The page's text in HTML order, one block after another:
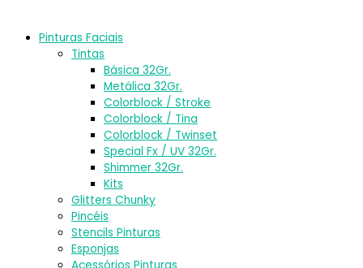
Pinturas Faciais
Tintas
Básica 32Gr.
Metálica 32Gr.
Colorblock / Stroke
Colorblock / Tina
Colorblock / Twinset
Special Fx / UV 32Gr.
Shimmer 32Gr.
Kits
Glitters Chunky
Pincéis
Stencils Pinturas
Esponjas